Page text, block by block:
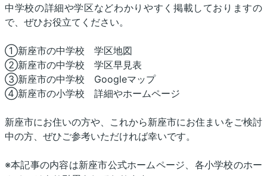
中学校の詳細や学区などわかりやすく掲載しておりますの
で、ぜひお役立てください。
①新座市の中学校 学区地図
②新座市の中学校 学区早見表
③新座市の中学校 Googleマップ
④新座市の小学校 詳細やホームページ
新座市にお住いの方や、これから新座市にお住まいをご検討
中の方、ぜひご参考いただければ幸いです。
※本記事の内容は新座市公式ホームページ、各小学校のホー